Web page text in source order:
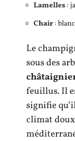
Lamelles:
Chair:
Le
sous des
feuillus. Il
signifie
climat